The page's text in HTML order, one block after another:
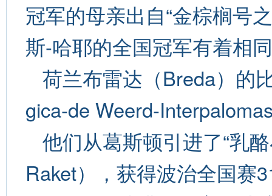
冠军的母亲出自“金棕榈号
斯-哈耶的全国冠军有着相
荷兰布雷达（Breda）的
gica-de Weerd-
他们从葛斯顿引进了“乳
Raket），获得波治全国赛